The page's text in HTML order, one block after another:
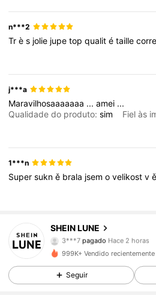
n***2
Très jolie jupetopqualitétaille
j***a
Maravilhosaaaaaaa ...amei ...
Qualidade do produto:sim Fiel às
1***n
Supersukně brala jsemovelikostv
SHEIN LUNE
4,85
1M Seguidores
3***7pagado Hace 2 horas
4,85 1M Seguidores
999K+ Vendido recientemente
Seguir